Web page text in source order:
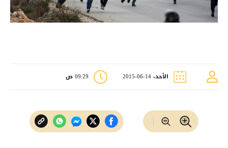
الأحد، 14-06-2015 09:29 ص